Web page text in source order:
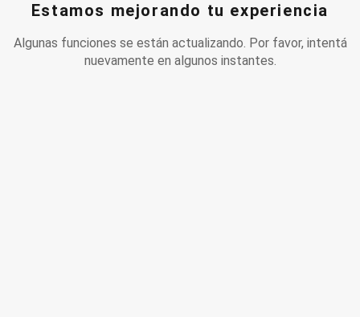
Estamos mejorando tu experiencia
Algunas funciones se están actualizando. Por favor, intentá
nuevamente en algunos instantes.